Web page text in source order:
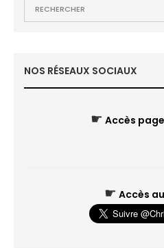
NOS RÉSEAUX SOCIAUX
☛ Accès
☛ Accès